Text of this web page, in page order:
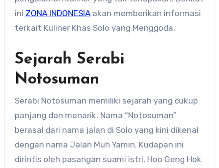
ini ZONA INDONESIAakan memberikan informasi
terkait Kuliner Khas Solo yang Menggoda.
Sejarah Serabi
Notosuman
Serabi Notosuman memiliki sejarah yang cukup
panjang dan menarik. Nama “Notosuman”
berasal dari nama jalan di Solo yang kini dikenal
dengan nama Jalan Muh Yamin. Kudapan ini
dirintis oleh pasangan suami istri, Hoo Geng Hok